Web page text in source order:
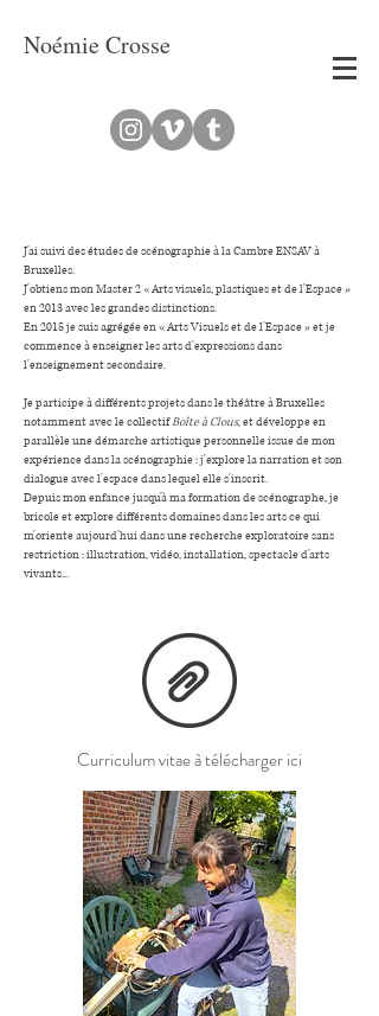
Noémie Crosse
J'ai suivi des études de scénographie à la Cambre ENSAV à
Bruxelles.
J'obtiens mon Master 2 « Arts visuels, plastiques et de l'Espace »
en 2013 avec les grandes distinctions.
En 2015 je suis agrégée en « Arts Visuels et de l'Espace » et je
commence à enseigner les arts d'expressions dans
l'enseignement secondaire.
Je participe à différents projets dans le théâtre à Bruxelles
notamment avec le collectifBoîte à Clous, et développe en
parallèle une démarche artistique personnelle issue de mon
expérience dans la scénographie : j'explore la narration et son
dialogue avec l'espace dans lequel elle s'inscrit.
Depuis mon enfance jusqu'à ma formation de scénographe, je
bricole et explore différents domaines dans les artsce qui
m'oriente aujourd'hui dans une recherche exploratoire sans
restriction : illustration, vidéo, installation, spectacle d'arts
vivants...
Curriculum vitae à télécharger ici